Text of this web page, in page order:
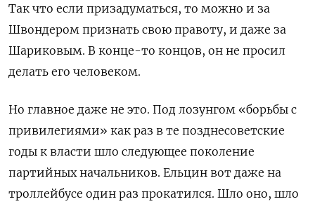
Так что если призадуматься, то можно и за
Швондером признать свою правоту, и даже за
Шариковым. В конце-то концов, он не просил
делать его человеком.
Но главное даже не это. Под лозунгом «борьбы с
привилегиями» как раз в те позднесоветские
годы к власти шло следующее поколение
партийных начальников. Ельцин вот даже на
троллейбусе один раз прокатился. Шло оно, шло